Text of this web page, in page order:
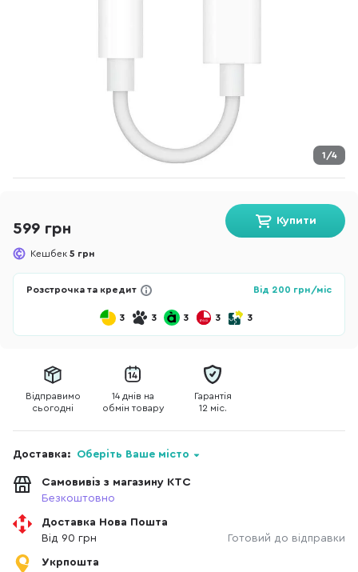
1/4
599 грн
Кешбек 5 грн
Купити
Розстрочка та кредит Від 200 грн/міс
3 3 3 3 3
Відправимо
сьогодні
14 днів на
обмін товару
Гарантія
12 міс.
Доставка: Оберіть Ваше місто
Самовивіз з магазину КТС
Безкоштовно
Доставка Нова Пошта
Від 90 грн
Готовий до відправки
Укрпошта